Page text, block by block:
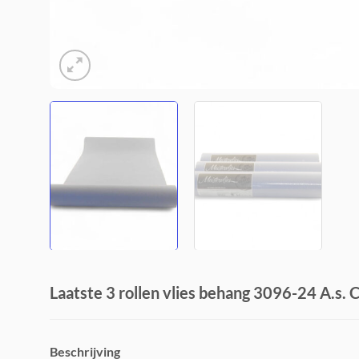
Laatste 3 rollen vlies behang 3096-24 A.s.
Beschrijving